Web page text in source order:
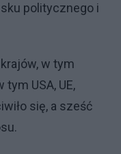
politycznego i
w tym
tym USA, UE,
się, a sześć